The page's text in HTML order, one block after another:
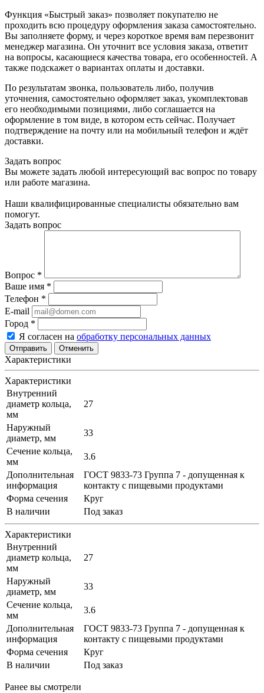
Функция «Быстрый заказ» позволяет покупателю не
проходить всю процедуру оформления заказа самостоятельно.
Вы заполняете форму, и через короткое время вам перезвонит
менеджер магазина. Он уточнит все условия заказа, ответит
на вопросы, касающиеся качества товара, его особенностей. А
также подскажет о вариантах оплаты и доставки.
По результатам звонка, пользователь либо, получив
уточнения, самостоятельно оформляет заказ, укомплектовав
его необходимыми позициями, либо соглашается на
оформление в том виде, в котором есть сейчас. Получает
подтверждение на почту или на мобильный телефон и ждёт
доставки.
Задать вопрос
Вы можете задать любой интересующий вас вопрос по товару
или работе магазина.
Наши квалифицированные специалисты обязательно вам
помогут.
Задать вопрос
Вопрос *
Ваше имя *
Телефон *
E-mail
Город *
Я согласен на обработку персональных данных
Отменить
Характеристики
Характеристики
Внутренний
диаметр кольца,
мм
27
Наружный
диаметр, мм
33
Сечение кольца,
мм
3.6
Дополнительная
информация
ГОСТ 9833-73 Группа 7 - допущенная к
контакту с пищевыми продуктами
Форма сечения
Круг
В наличии
Под заказ
Характеристики
Внутренний
диаметр кольца,
мм
27
Наружный
диаметр, мм
33
Сечение кольца,
мм
3.6
Дополнительная
информация
ГОСТ 9833-73 Группа 7 - допущенная к
контакту с пищевыми продуктами
Форма сечения
Круг
В наличии
Под заказ
Ранее вы смотрели